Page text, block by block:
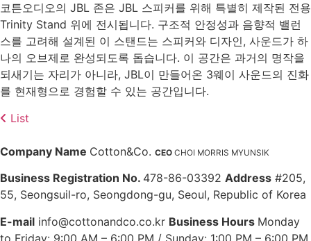
코튼오디오의 JBL 존은 JBL 스피커를 위해 특별히 제작된 전용
Trinity Stand 위에 전시됩니다. 구조적 안정성과 음향적 밸런
스를 고려해 설계된 이 스탠드는 스피커와 디자인, 사운드가 하
나의 오브제로 완성되도록 돕습니다. 이 공간은 과거의 명작을
되새기는 자리가 아니라, JBL이 만들어온 3웨이 사운드의 진화
를 현재형으로 경험할 수 있는 공간입니다.
List
Company Name Cotton&Co. CEO CHOI MORRIS MYUNSIK
Business Registration No. 478-86-03392 Address #205,
55, Seongsuil-ro, Seongdong-gu, Seoul, Republic of Korea
E-mail info@cottonandco.co.kr Business Hours Monday
to Friday: 9:00 AM – 6:00 PM / Sunday: 1:00 PM – 6:00 PM